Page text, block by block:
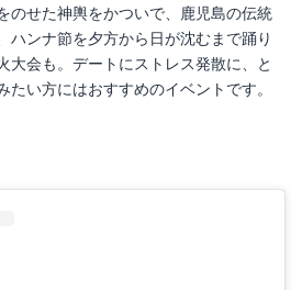
のせた神輿をかついで、鹿児島の伝統
ハンナ節を夕方から日が沈むまで踊り
大会も。デートにストレス発散に、と
たい方にはおすすめのイベントです。